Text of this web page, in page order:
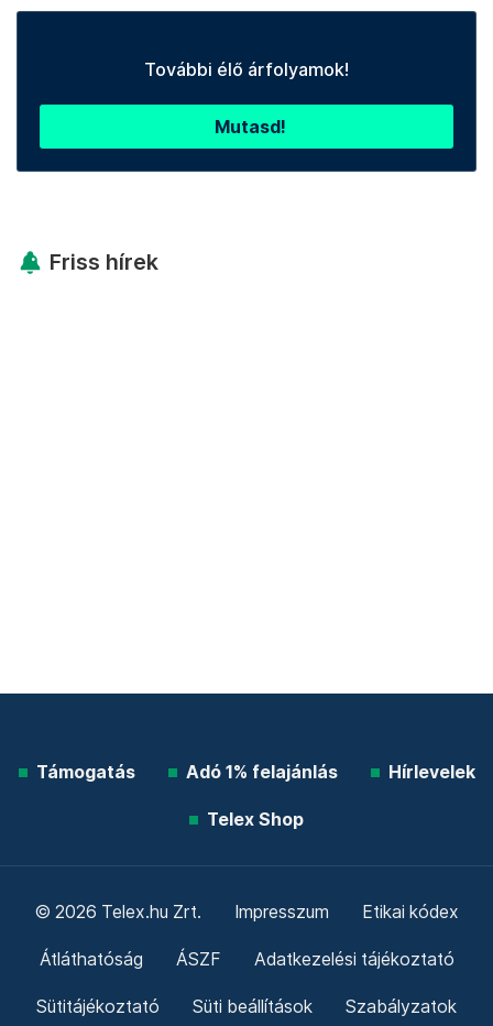
További élő árfolyamok!
Mutasd!
Friss hírek
Támogatás Adó 1% felajánlás Hírlevelek
Telex Shop
© 2026 Telex.hu Zrt. Impresszum Etikai kódex
Átláthatóság ÁSZF Adatkezelési tájékoztató
Sütitájékoztató Süti beállítások Szabályzatok